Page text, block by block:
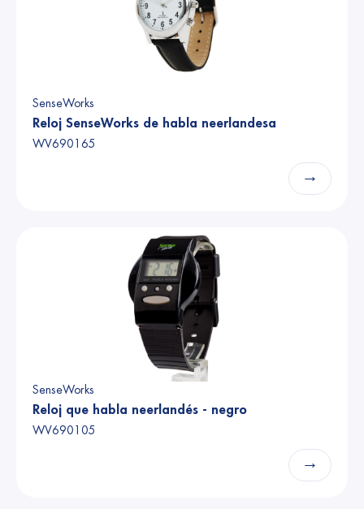
SenseWorks
Reloj SenseWorks de habla neerlandesa
WV690165
→
SenseWorks
Reloj que habla neerlandés - negro
WV690105
→